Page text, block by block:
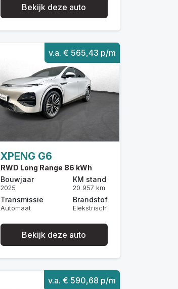
Bekijk deze auto
v.a. € 565,43 p/m
XPENG G6
RWD Long Range 86 kWh
Bouwjaar
2025
Transmissie
Automaat
KM stand
20.957 km
Brandstof
Elekstrisch
Bekijk deze auto
v.a. € 590,68 p/m